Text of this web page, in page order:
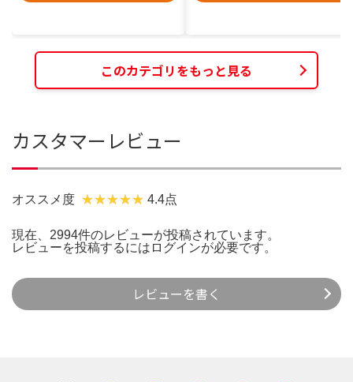
このカテゴリをもっと見る
カスタマーレビュー
オススメ度 4.4点
現在、2994件のレビューが投稿されています。
レビューを投稿するには ログインが必要です。
レビューを書く